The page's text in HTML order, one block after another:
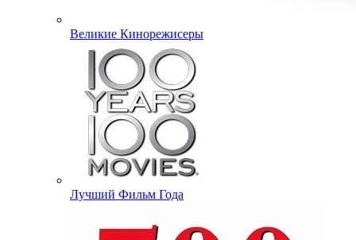
Великие Кинорежисеры
Лучший Фильм Года